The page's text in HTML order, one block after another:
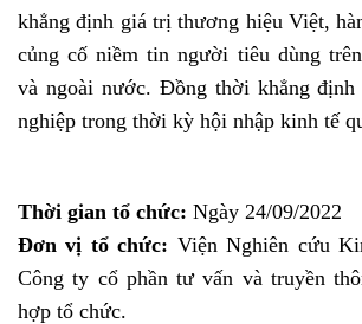
khẳng định giá trị thương hiệu Việt,
củng cố niềm tin người tiêu dùng
và ngoài nước. Đồng thời khẳng định
nghiệp trong thời kỳ hội nhập kinh tế
Thời gian tổ chức: Ngày 24/09/2022
Đơn vị tổ chức: Viện Nghiên cứu
Công ty cổ phần tư vấn và truyền
hợp tổ chức.